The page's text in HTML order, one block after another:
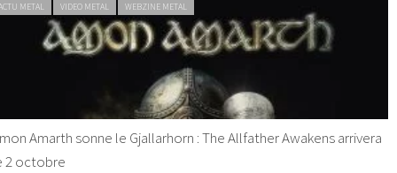
METAL VIDEO METAL WEBZINE METAL
Amarth sonne le Gjallarhorn : The Allfather Awakens arrivera
2 octobre